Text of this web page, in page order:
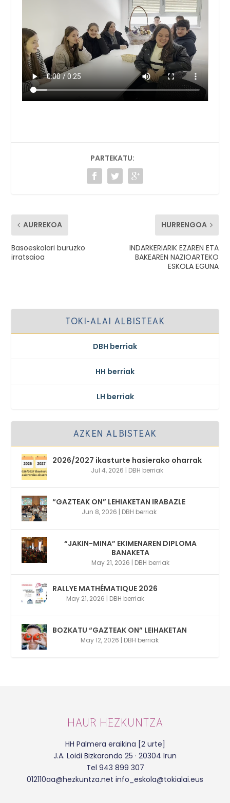
PARTEKATU:
AURREKOA
Basoeskolari buruzko
irratsaioa
HURRENGOA
INDARKERIARIK EZAREN ETA
BAKEAREN NAZIOARTEKO
ESKOLA EGUNA
TOKI-ALAI ALBISTEAK
DBH berriak
HH berriak
LH berriak
AZKEN ALBISTEAK
2026/2027 ikasturte hasierako oharrak
Jul 4, 2026 | DBH berriak
“GAZTEAK ON” LEHIAKETAN IRABAZLE
Jun 8, 2026 | DBH berriak
“JAKIN-MINA” EKIMENAREN DIPLOMA
BANAKETA
May 21, 2026 | DBH berriak
RALLYE MATHÉMATIQUE 2026
May 21, 2026 | DBH berriak
BOZKATU “GAZTEAK ON” LEIHAKETAN
May 12, 2026 | DBH berriak
HAUR HEZKUNTZA
HH Palmera eraikina [2 urte]
J.A. Loidi Bizkarondo 25 · 20304 Irun
Tel 943 899 307
012110aa@hezkuntza.net info_eskola@tokialai.eus